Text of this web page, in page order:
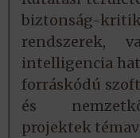
biztonság-
rendszerek,
intelligencia
forráskódú
és
projektek